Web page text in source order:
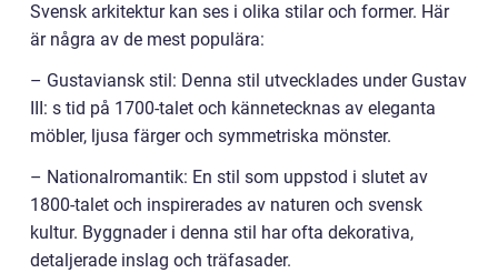
Svensk arkitektur kan ses i olika stilar och former. Här
är några av de mest populära:
– Gustaviansk stil: Denna stil utvecklades under Gustav
III: s tid på 1700-talet och kännetecknas av eleganta
möbler, ljusa färger och symmetriska mönster.
– Nationalromantik: En stil som uppstod i slutet av
1800-talet och inspirerades av naturen och svensk
kultur. Byggnader i denna stil har ofta dekorativa,
detaljerade inslag och träfasader.